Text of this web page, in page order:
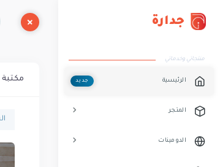
جدارة
منتجاتي وخدماتي
الرئيسية جديد
المتجر
الدومينات